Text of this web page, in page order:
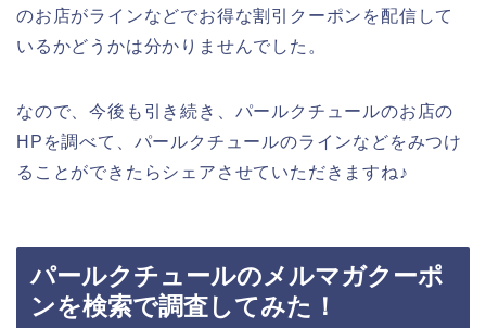
のお店がラインなどでお得な割引クーポンを配信して
いるかどうかは分かりませんでした。
なので、今後も引き続き、パールクチュールのお店の
HPを調べて、パールクチュールのラインなどをみつけ
ることができたらシェアさせていただきますね♪
パールクチュールのメルマガクーポ
ンを検索で調査してみた！